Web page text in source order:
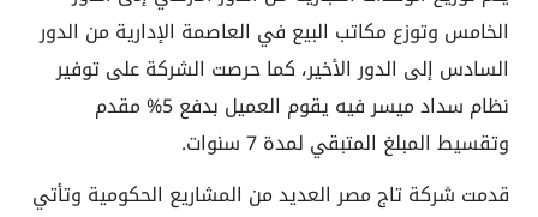
الخامس وتوزع مكاتب البيع في العاصمة الإدارية من الدور
السادس إلى الدور الأخير، كما حرصت الشركة على توفير
نظام سداد ميسر فيه يقوم العميل بدفع 5% مقدم
وتقسيط المبلغ المتبقي لمدة 7 سنوات.
قدمت شركة تاج مصر العديد من المشاريع الحكومية وتأتي